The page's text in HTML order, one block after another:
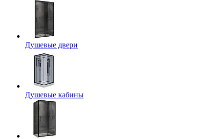
Душевые двери
Душевые кабины